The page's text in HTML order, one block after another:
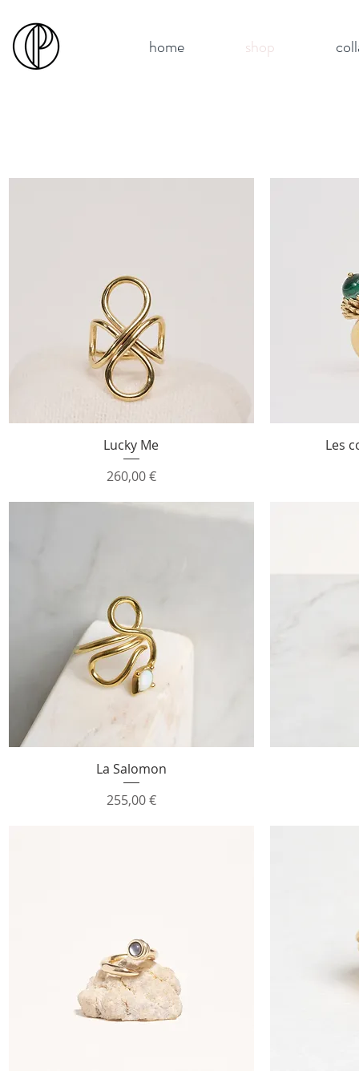
home shop
Aperçu rapide
Lucky Me
Prix
260,00 €
Les
Aperçu rapide
La Salomon
Prix
255,00 €